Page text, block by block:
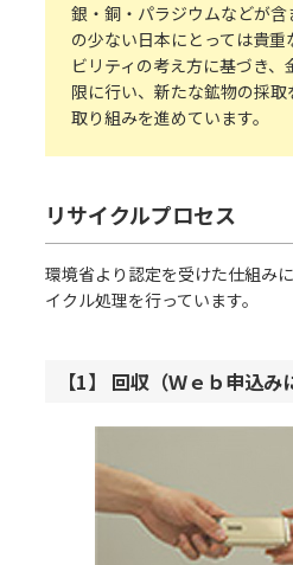
銀・銅・パラジウムなどが
の少ない日本にとっては貴
ビリティの考え方に基づき
限に行い、新たな鉱物の採
取り組みを進めています。
リサイクルプロセス
環境省より認定を受けた仕組み
イクル処理を行っています。
【1】 回収（Ｗｅｂ申込み